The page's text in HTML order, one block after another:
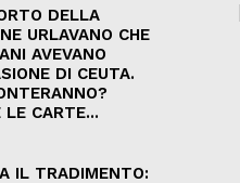
DELLA
URLAVANO CHE
AVEVANO
DI CEUTA.
LE CARTE...
IL TRADIMENTO: